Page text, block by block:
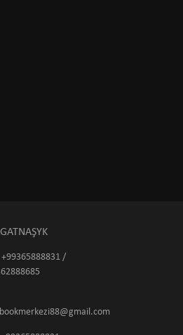
+99365888831 /